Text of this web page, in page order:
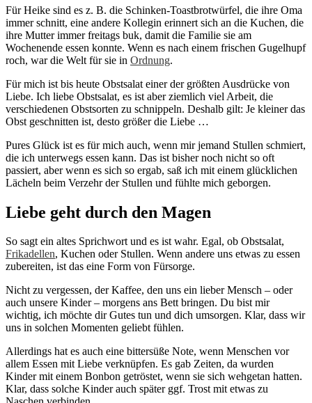
Für Heike sind es z. B. die Schinken-Toastbrotwürfel, die ihre Oma
immer schnitt, eine andere Kollegin erinnert sich an die Kuchen, die
ihre Mutter immer freitags buk, damit die Familie sie am
Wochenende essen konnte. Wenn es nach einem frischen Gugelhupf
roch, war die Welt für sie in Ordnung.
Für mich ist bis heute Obstsalat einer der größten Ausdrücke von
Liebe. Ich liebe Obstsalat, es ist aber ziemlich viel Arbeit, die
verschiedenen Obstsorten zu schnippeln. Deshalb gilt: Je kleiner das
Obst geschnitten ist, desto größer die Liebe …
Pures Glück ist es für mich auch, wenn mir jemand Stullen schmiert,
die ich unterwegs essen kann. Das ist bisher noch nicht so oft
passiert, aber wenn es sich so ergab, saß ich mit einem glücklichen
Lächeln beim Verzehr der Stullen und fühlte mich geborgen.
Liebe geht durch den Magen
So sagt ein altes Sprichwort und es ist wahr. Egal, ob Obstsalat,
Frikadellen, Kuchen oder Stullen. Wenn andere uns etwas zu essen
zubereiten, ist das eine Form von Fürsorge.
Nicht zu vergessen, der Kaffee, den uns ein lieber Mensch – oder
auch unsere Kinder – morgens ans Bett bringen. Du bist mir
wichtig, ich möchte dir Gutes tun und dich umsorgen. Klar, dass wir
uns in solchen Momenten geliebt fühlen.
Allerdings hat es auch eine bittersüße Note, wenn Menschen vor
allem Essen mit Liebe verknüpfen. Es gab Zeiten, da wurden
Kinder mit einem Bonbon getröstet, wenn sie sich wehgetan hatten.
Klar, dass solche Kinder auch später ggf. Trost mit etwas zu